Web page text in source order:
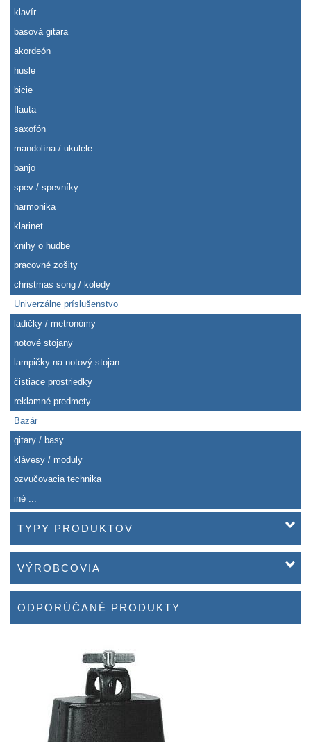
klavír
basová gitara
akordeón
husle
bicie
flauta
saxofón
mandolína / ukulele
banjo
spev / spevníky
harmonika
klarinet
knihy o hudbe
pracovné zošity
christmas song / koledy
Univerzálne príslušenstvo
ladičky / metronómy
notové stojany
lampičky na notový stojan
čistiace prostriedky
reklamné predmety
Bazár
gitary / basy
klávesy / moduly
ozvučovacia technika
iné ...
TYPY PRODUKTOV
VÝROBCOVIA
ODPORÚČANÉ PRODUKTY